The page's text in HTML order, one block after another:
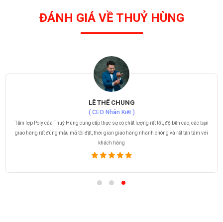
ĐÁNH GIÁ VỀ THUỶ HÙNG
LÊ THẾ CHUNG
( CEO Nhân Kiệt )
Tấm lợp Poly của Thuỷ Hùng cung cấp thực sự có chất lượng rất tốt, độ bền cao, các bạn
giao hàng rất đúng mẫu mã tôi đặt, thời gian giao hàng nhanh chóng và rất tận tâm với
khách hàng